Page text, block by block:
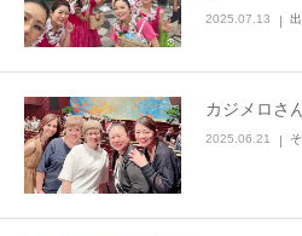
2025.07.13
カジメロさ
2025.06.21